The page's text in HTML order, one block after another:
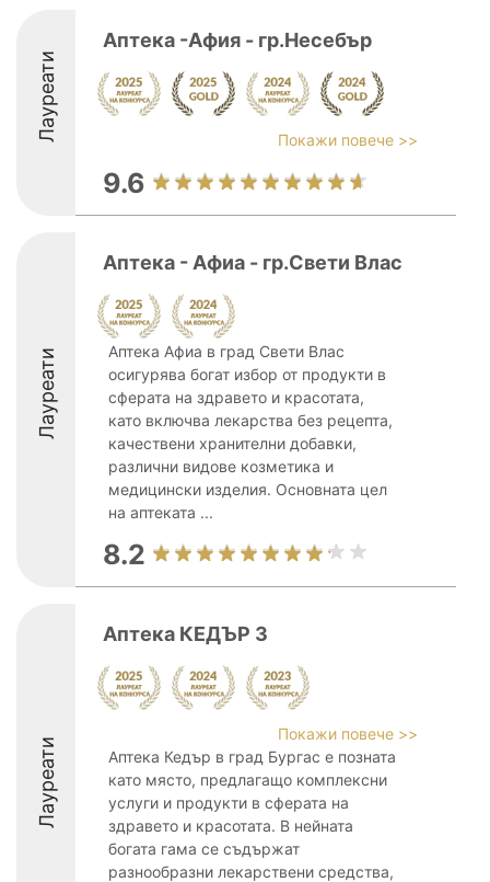
Лауреати
Аптека -Афия - гр.Несебър
Покажи повече >>
9.6
Лауреати
Аптека - Афиа - гр.Свети Влас
Аптека Афиа в град Свети Влас
осигурява богат избор от продукти в
сферата на здравето и красотата,
като включва лекарства без рецепта,
качествени хранителни добавки,
различни видове козметика и
медицински изделия. Основната цел
на аптеката ...
8.2
Лауреати
Аптека КЕДЪР 3
Покажи повече >>
Аптека Кедър в град Бургас е позната
като място, предлагащо комплексни
услуги и продукти в сферата на
здравето и красотата. В нейната
богата гама се съдържат
разнообразни лекарствени средства,